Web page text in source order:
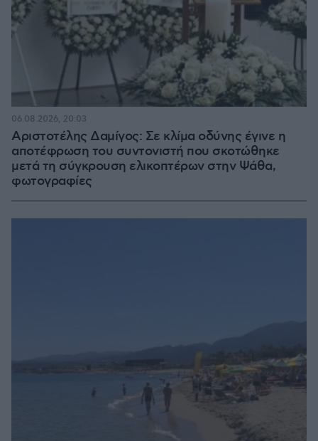
Αριστοτέλης Δαμίγος: Σε κλίμα οδύνης έγινε η
αποτέφρωση του συντονιστή που σκοτώθηκε
μετά τη σύγκρουση ελικοπτέρων στην Ψάθα,
φωτογραφίες
06.08.2026, 20:03